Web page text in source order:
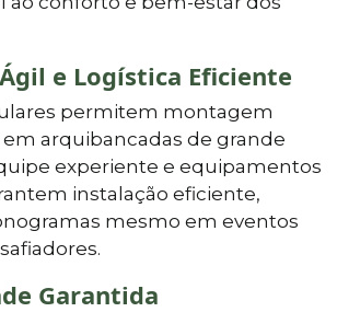
e Logística Eficiente
permitem montagem
arquibancadas de grande
experiente e equipamentos
instalação eficiente,
mesmo em eventos
Garantida